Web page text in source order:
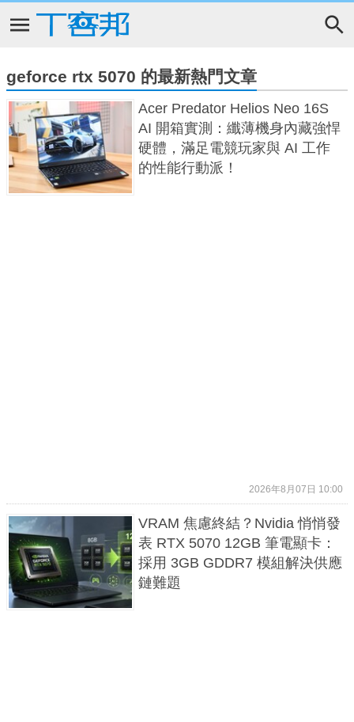
geforce rtx 5070 的最新熱門文章
Acer Predator Helios Neo 16S
AI 開箱實測：纖薄機身內藏強悍
硬體，滿足電競玩家與 AI 工作
的性能行動派！
2026年8月07日 10:00
VRAM 焦慮終結？Nvidia 悄悄發
表 RTX 5070 12GB 筆電顯卡：
採用 3GB GDDR7 模組解決供應
鏈難題